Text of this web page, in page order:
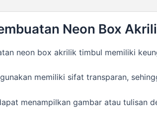
Neon Box
neon box akrilik timbul memiliki
memiliki sifat transparan,
menampilkan gambar atau tulisan